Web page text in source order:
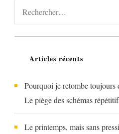
Articles récents
Pourquoi je retombe toujours
Le piège des schémas
Le printemps, mais sans